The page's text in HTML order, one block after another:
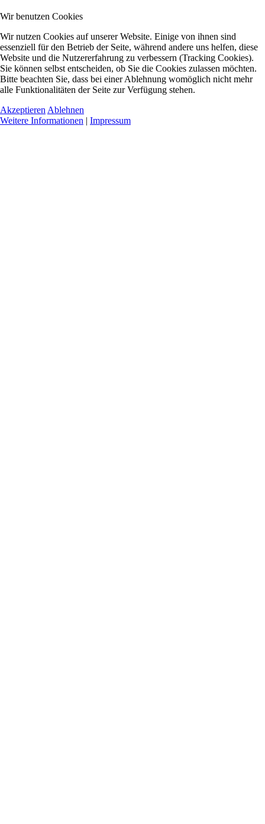
Wir benutzen Cookies
Wir nutzen Cookies auf unserer Website. Einige von ihnen sind
essenziell für den Betrieb der Seite, während andere uns helfen, diese
Website und die Nutzererfahrung zu verbessern (Tracking Cookies).
Sie können selbst entscheiden, ob Sie die Cookies zulassen möchten.
Bitte beachten Sie, dass bei einer Ablehnung womöglich nicht mehr
alle Funktionalitäten der Seite zur Verfügung stehen.
Akzeptieren Ablehnen
Weitere Informationen | Impressum